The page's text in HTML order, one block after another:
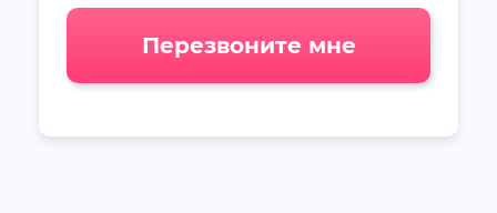
Перезвоните мне